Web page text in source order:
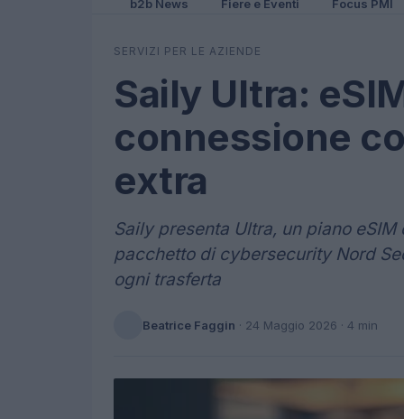
b2b News Fiere e Eventi Focus PMI
SERVIZI PER LE AZIENDE
Saily Ultra:
connessione
extra
Saily presenta Ultra, un piano
pacchetto di cybersecurity Nord
ogni trasferta
Beatrice Faggin · 24 Maggio 2026 · 4 min